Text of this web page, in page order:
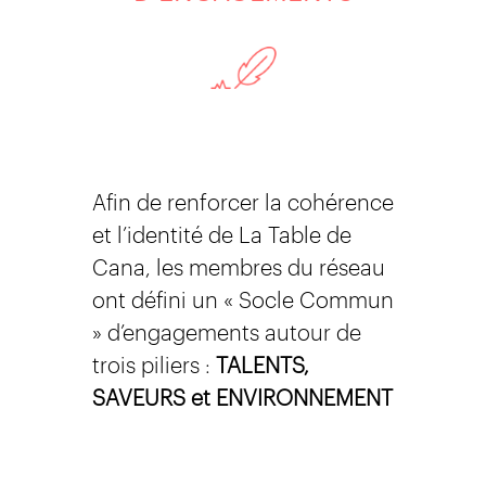
Afin de renforcer la cohérence
et l’identité de La Table de
Cana, les membres du réseau
ont défini un « Socle Commun
» d’engagements autour de
trois piliers : TALENTS,
SAVEURS et ENVIRONNEMENT